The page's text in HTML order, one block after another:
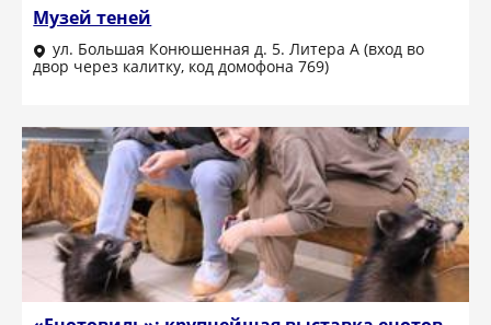
Музей теней
ул. Большая Конюшенная д. 5. Литера А (вход во
двор через калитку, код домофона 769)